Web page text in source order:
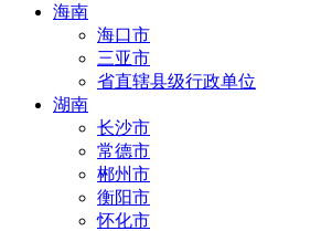
海南
海口市
三亚市
省直辖县级行政单位
湖南
长沙市
常德市
郴州市
衡阳市
怀化市